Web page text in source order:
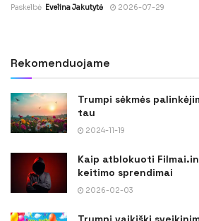
Paskelbė Evelina Jakutytė 2026-07-29
Rekomenduojame
Trumpi sėkmės
tau
2024-11-19
Kaip atblokuoti
keitimo sprendimai
2026-02-03